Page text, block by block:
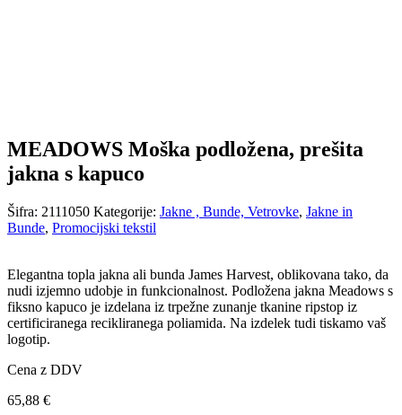
MEADOWS Moška podložena, prešita
jakna s kapuco
Šifra: 2111050 Kategorije: Jakne , Bunde, Vetrovke, Jakne in
Bunde, Promocijski tekstil
Elegantna topla jakna ali bunda James Harvest, oblikovana tako, da
nudi izjemno udobje in funkcionalnost. Podložena jakna Meadows s
fiksno kapuco je izdelana iz trpežne zunanje tkanine ripstop iz
certificiranega recikliranega poliamida. Na izdelek tudi tiskamo vaš
logotip.
Cena z DDV
65,88 €